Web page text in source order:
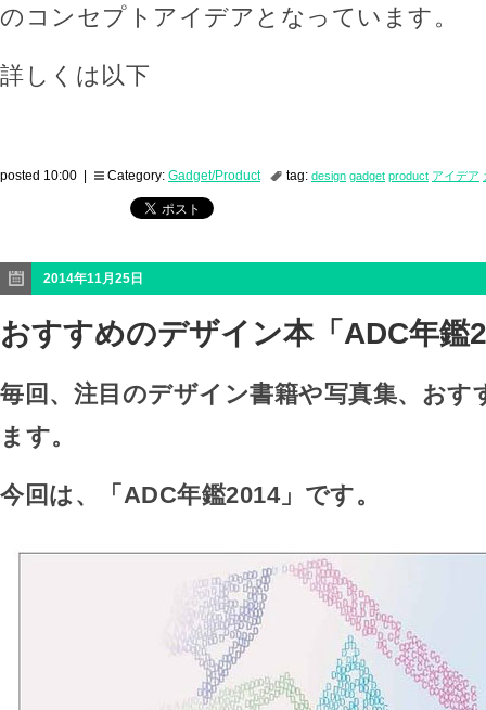
のコンセプトアイデアとなっています。
詳しくは以下
posted 10:00 | Category: Gadget/Product tag: design gadget product アイデア
2014年11月25日
おすすめのデザイン本「ADC年鑑
毎回、注目のデザイン書籍や写真集、おす
ます。
今回は、「ADC年鑑2014」です。